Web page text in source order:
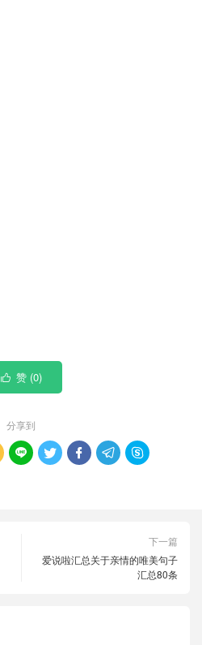
 赞 (0)
分享到
    
下一篇
爱说啦汇总关于亲情的唯美句子
汇总80条